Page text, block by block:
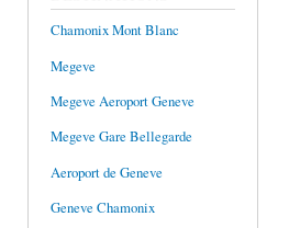
Chamonix Mont Blanc
Megeve
Megeve Aeroport Geneve
Megeve Gare Bellegarde
Aeroport de Geneve
Geneve Chamonix